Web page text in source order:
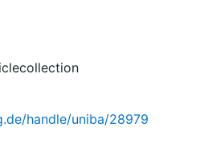
handle/uniba/28979